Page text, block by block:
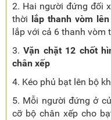
2. Hai người đứng đối
thời lắp thanh vòm
lắp với cả 6 thanh
3.Vặn chặt 12 chốt
chân xếp
4. Kéo phủ bạt lên bộ
5. Mỗi người đứng ở
cỡ bộ chân xếp cho